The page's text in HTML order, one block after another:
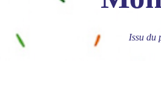
Issu du